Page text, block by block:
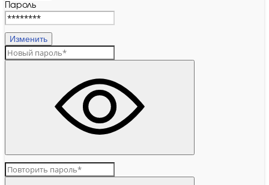
Пароль
Изменить